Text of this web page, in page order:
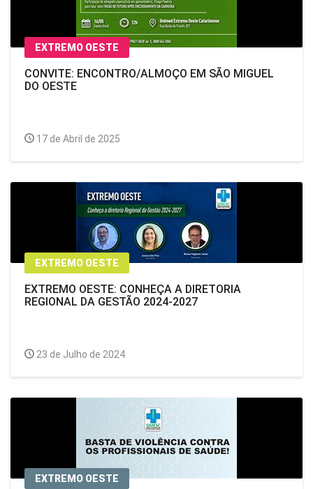
EXTREMO OESTE
CONVITE: ENCONTRO/ALMOÇO EM SÃO MIGUEL
DO OESTE
17 de Abril de 2025
EXTREMO OESTE
EXTREMO OESTE: CONHEÇA A DIRETORIA
REGIONAL DA GESTÃO 2024-2027
23 de Julho de 2024
EXTREMO OESTE